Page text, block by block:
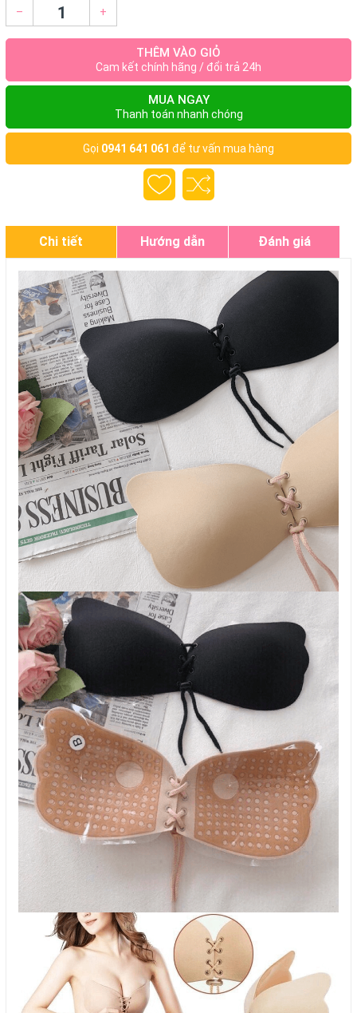
– +
THÊM VÀO GIỎ
Cam kết chính hãng / đổi trả 24h
MUA NGAY
Thanh toán nhanh chóng
Gọi 0941 641 061 để tư vấn mua hàng
Chi tiết Hướng dẫn Đánh giá